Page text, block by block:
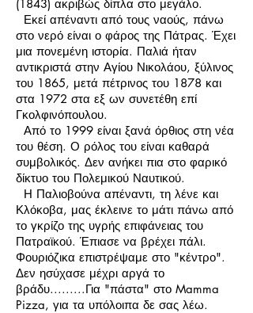
(1843) ακριβώς δίπλα στο μεγάλο.
Εκεί απέναντι από τους ναούς, πάνω
στο νερό είναι ο φάρος της Πάτρας. Έχει
μια πονεμένη ιστορία. Παλιά ήταν
αντικριστά στην Αγίου Νικολάου, ξύλινος
του 1865, μετά πέτρινος του 1878 και
στα 1972 στα εξ ων συνετέθη επί
Γκολφινόπουλου.
Από το 1999 είναι ξανά όρθιος στη νέα
του θέση. Ο ρόλος του είναι καθαρά
συμβολικός. Δεν ανήκει πια στο φαρικό
δίκτυο του Πολεμικού Ναυτικού.
Η Παλιοβούνα απέναντι, τη λένε και
Κλόκοβα, μας έκλεινε το μάτι πάνω από
το γκρίζο της υγρής επιφάνειας του
Πατραϊκού. Έπιασε να βρέχει πάλι.
Φουριόζικα επιστρέψαμε στο "κέντρο".
Δεν ησύχασε μέχρι αργά το
βράδυ.........Για "πάστα" στο Mamma
Pizza, για τα υπόλοιπα δε σας λέω.